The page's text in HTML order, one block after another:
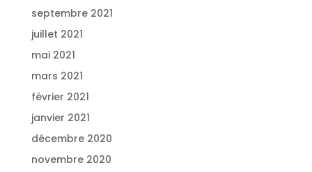
septembre 2021
juillet 2021
mai 2021
mars 2021
février 2021
janvier 2021
décembre 2020
novembre 2020